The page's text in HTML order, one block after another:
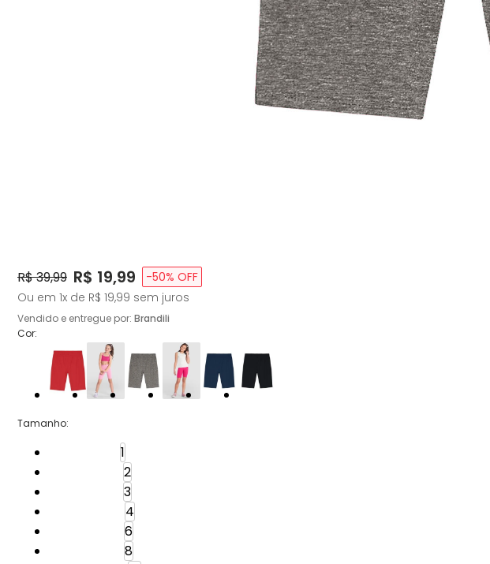
Original Price:
R$ 39,99 Price:
R$ 19,99 -50% OFF
Ou em 1x de R$ 19,99 sem juros
Vendido e entregue por: Brandili
Cor:
Tamanho:
1
2
3
4
6
8